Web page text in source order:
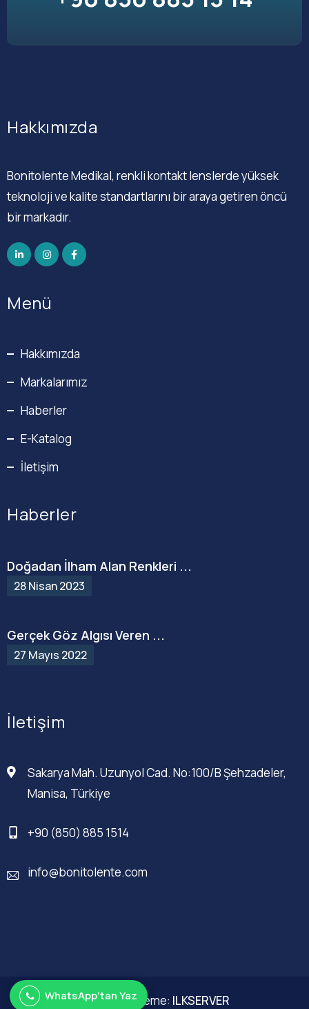
Hakkımızda
Bonitolente Medikal, renkli kontakt lenslerde yüksek
teknoloji ve kalite standartlarını bir araya getiren öncü
bir markadır.
Menü
Hakkımızda
Markalarımız
Haberler
E-Katalog
İletişim
Haberler
Doğadan İlham Alan Renkleri ...
28 Nisan 2023
Gerçek Göz Algısı Veren ...
27 Mayıs 2022
İletişim
Sakarya Mah. Uzunyol Cad. No:100/B Şehzadeler,
Manisa, Türkiye
+90 (850) 885 1514
info@bonitolente.com
Web Düzenleme: ILKSERVER
WhatsApp'tan Yaz